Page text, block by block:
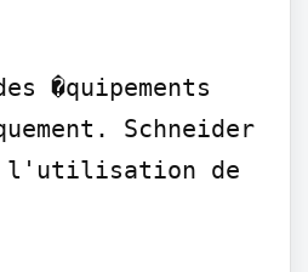
�quipements
Schneider
l'utilisation de